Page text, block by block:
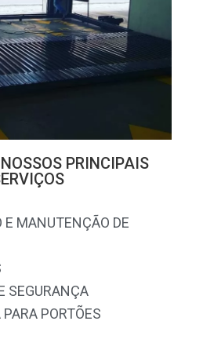
PRINCIPAIS
E MANUTENÇÃO DE
SEGURANÇA
PORTÕES